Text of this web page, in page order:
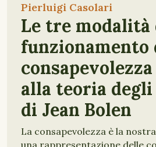
Pierluigi Casolari
Le tre modalità
funzionamento
alla teoria
di Jean Bolen
La consapevolezza è la
una rappresentazione delle